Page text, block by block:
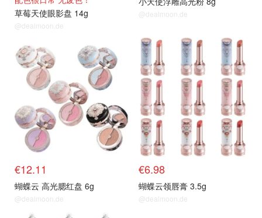
草莓天使眼影盘 14g
@dealmoon.de
@dealmoon.de
€12.11
蝴蝶云 高光腮红盘 6g
@dealmoon.de
€6.98
蝴蝶云领唇膏 3.5g
@dealmoon.de